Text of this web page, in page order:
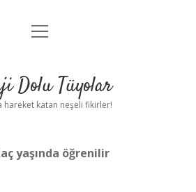
Anasayfa
Yasal Uyarı
menüyü
Dolu Tüyolar
hareket katan neşeli fikirler!
yaşında öğrenilir